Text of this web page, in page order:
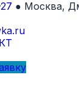
● Москва,